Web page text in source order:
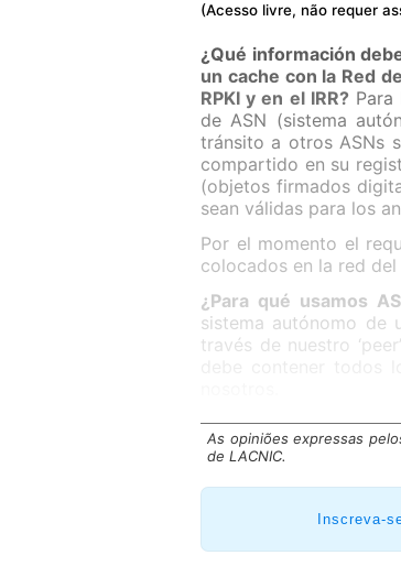
(Acesso livre, não requer
¿Qué información
un cache con la Red
RPKI y en el IRR?Para
de ASN (sistema
tránsito a otros ASNs
compartido en su
(objetos firmados
sean válidas para los
Por el momento el
colocados en la red
¿Para qué usamos
sistema autónomo de
través de nuestro
As opiniões expressas
de LACNIC.
Inscreva-